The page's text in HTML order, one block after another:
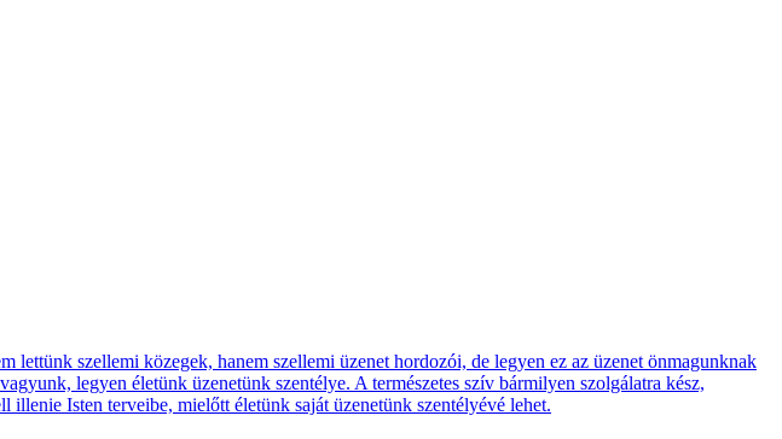
szellemi közegek, hanem szellemi üzenet hordozói, de legyen ez az üzenet önmagunknak
legyen életünk üzenetünk szentélye. A természetes szív bármilyen szolgálatra kész,
Isten terveibe, mielőtt életünk saját üzenetünk szentélyévé lehet.